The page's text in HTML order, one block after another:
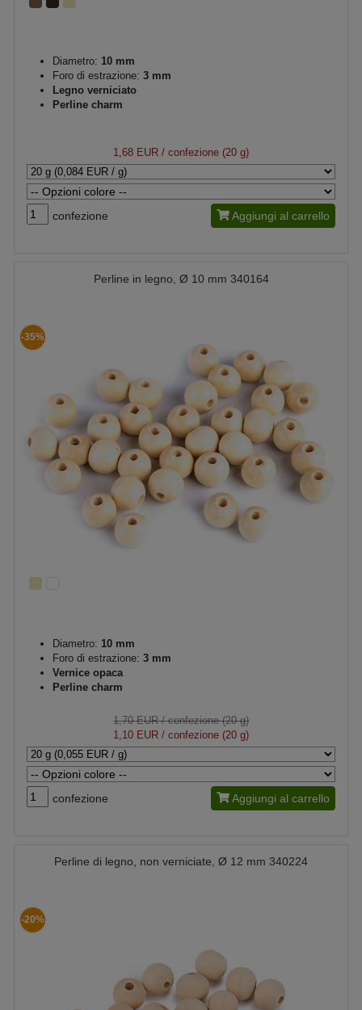
Diametro: 10 mm
Foro di estrazione: 3 mm
Legno verniciato
Perline charm
1,68 EUR / confezione (20 g)
confezione Aggiungi al carrello
Perline in legno, Ø 10 mm 340164
-35%
Diametro: 10 mm
Foro di estrazione: 3 mm
Vernice opaca
Perline charm
1,70 EUR/ confezione (20 g)
1,10 EUR / confezione (20 g)
confezione Aggiungi al carrello
Perline di legno, non verniciate, Ø 12 mm 340224
-20%